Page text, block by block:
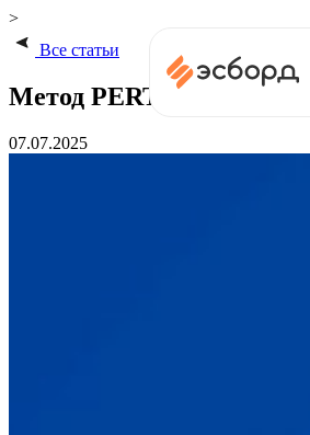
>
Все статьи
Метод PERT в
07.07.2025